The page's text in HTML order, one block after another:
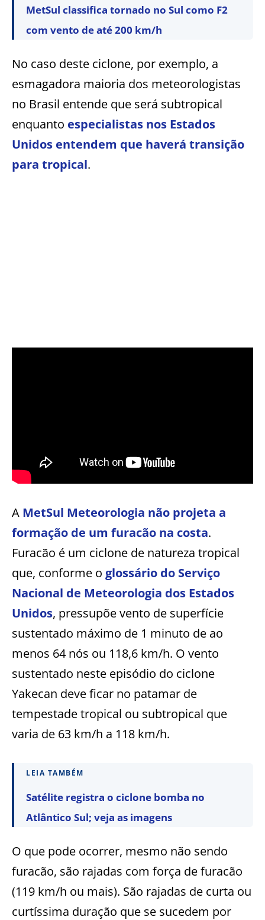
MetSul classifica tornado no Sul como F2
com vento de até 200 km/h
No caso deste ciclone, por exemplo, a
esmagadora maioria dos meteorologistas
no Brasil entende que será subtropical
enquanto especialistas nos Estados
Unidos entendem que haverá transição
para tropical.
A MetSul Meteorologia não projeta a
formação de um furacão na costa.
Furacão é um ciclone de natureza tropical
que, conforme o glossário do Serviço
Nacional de Meteorologia dos Estados
Unidos, pressupõe vento de superfície
sustentado máximo de 1 minuto de ao
menos 64 nós ou 118,6 km/h. O vento
sustentado neste episódio do ciclone
Yakecan deve ficar no patamar de
tempestade tropical ou subtropical que
varia de 63 km/h a 118 km/h.
LEIA TAMBÉM
Satélite registra o ciclone bomba no
Atlântico Sul; veja as imagens
O que pode ocorrer, mesmo não sendo
furacão, são rajadas com força de furacão
(119 km/h ou mais). São rajadas de curta ou
curtíssima duração que se sucedem por